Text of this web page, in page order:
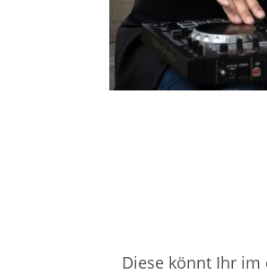
Diese könnt Ihr im